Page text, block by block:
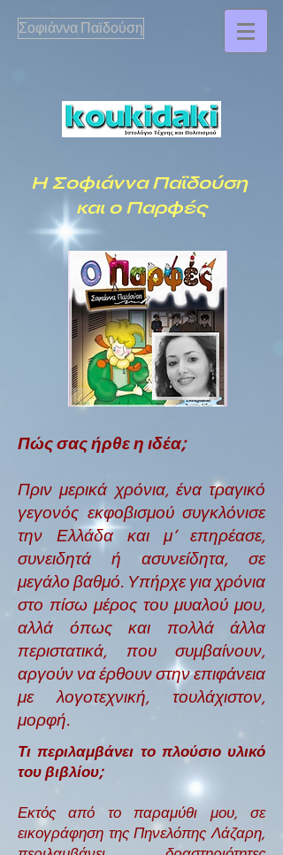
Σοφιάννα Παϊδούση
Η Σοφιάννα Παϊδούση
και ο Παρφές
Τι περιλαμβάνει το πλούσιο υλικό
του βιβλίου;
Εκτός από το παραμύθι μου, σε
εικογράφηση της Πηνελόπης Λάζαρη,
Πώς σας ήρθε η ιδέα;
Πριν μερικά χρόνια, ένα τραγικό
γεγονός εκφοβισμού συγκλόνισε
την Ελλάδα και μ’ επηρέασε,
συνειδητά ή ασυνείδητα, σε
μεγάλο βαθμό. Υπήρχε για χρόνια
στο πίσω μέρος του μυαλού μου,
αλλά όπως και πολλά άλλα
περιστατικά, που συμβαίνουν,
αργούν να έρθουν στην επιφάνεια
με λογοτεχνική, τουλάχιστον,
μορφή.